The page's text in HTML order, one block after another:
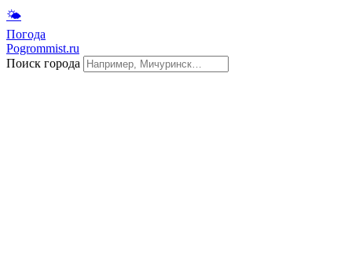
🌤
Погода
Pogrommist.ru
Поиск города